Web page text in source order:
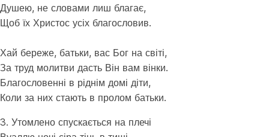
Душею, не словами лиш благає,
Щоб їх Христос усіх благословив.
Хай береже, батьки, вас Бог на світі,
За труд молитви дасть Він вам вінки.
Благословенні в ріднім домі діти,
Коли за них стають в пролом батьки.
3. Утомлено спускається на плечі